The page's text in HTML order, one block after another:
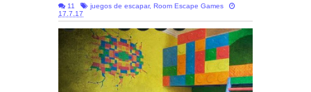
11 juegos de escapar, Room Escape Games
17.7.17